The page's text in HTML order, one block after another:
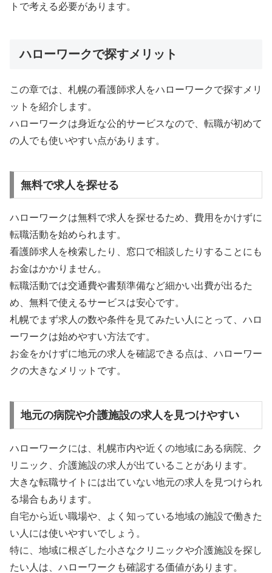
トで考える必要があります。
ハローワークで探すメリット
この章では、札幌の看護師求人をハローワークで探すメリ
ットを紹介します。
ハローワークは身近な公的サービスなので、転職が初めて
の人でも使いやすい点があります。
無料で求人を探せる
ハローワークは無料で求人を探せるため、費用をかけずに
転職活動を始められます。
看護師求人を検索したり、窓口で相談したりすることにも
お金はかかりません。
転職活動では交通費や書類準備など細かい出費が出るた
め、無料で使えるサービスは安心です。
札幌でまず求人の数や条件を見てみたい人にとって、ハロ
ーワークは始めやすい方法です。
お金をかけずに地元の求人を確認できる点は、ハローワー
クの大きなメリットです。
地元の病院や介護施設の求人を見つけやすい
ハローワークには、札幌市内や近くの地域にある病院、ク
リニック、介護施設の求人が出ていることがあります。
大きな転職サイトには出ていない地元の求人を見つけられ
る場合もあります。
自宅から近い職場や、よく知っている地域の施設で働きた
い人には使いやすいでしょう。
特に、地域に根ざした小さなクリニックや介護施設を探し
たい人は、ハローワークも確認する価値があります。